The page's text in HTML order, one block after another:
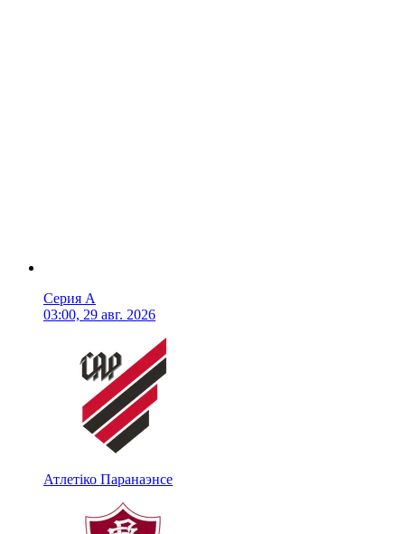
Серия А
03:00, 29 авг. 2026
Атлетіко Паранаэнсе